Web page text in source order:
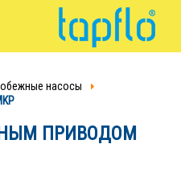
насосы
ПРИВОДОМ